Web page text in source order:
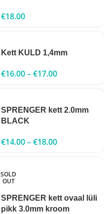
€18.00
Kett KULD 1,4mm
€16.00–€17.00
SPRENGER kett 2.0mm
BLACK
€14.00–€18.00
SOLD
OUT
SPRENGER kett ovaal lüli
pikk 3.0mm kroom